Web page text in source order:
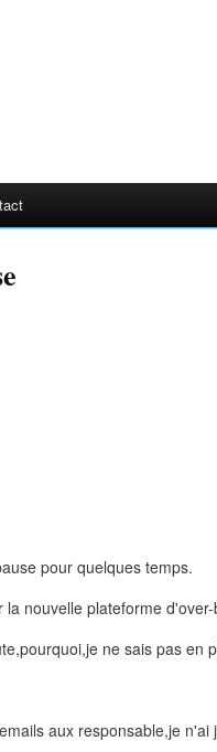
pour quelques temps.
la nouvelle plateforme
ne sais pas en
aux responsable,je n'ai